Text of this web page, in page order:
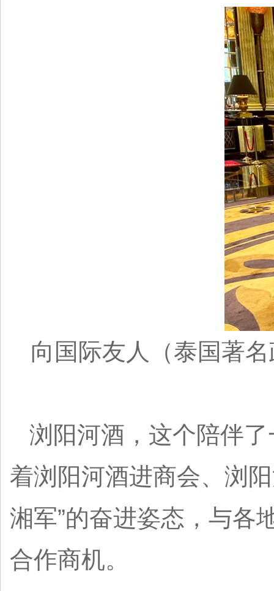
向国际友人（泰国著
浏阳河酒，这个陪伴
着浏阳河酒进商会、浏
湘军”的奋进姿态，与各
合作商机。